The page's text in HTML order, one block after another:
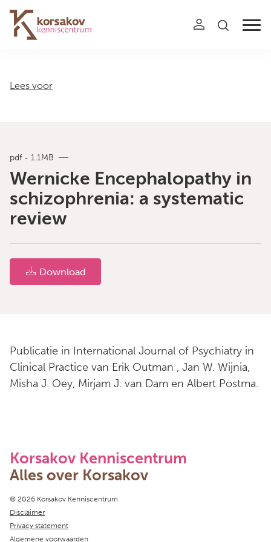
Navigation
Lees voor
pdf - 1.1MB
Wernicke Encephalopathy in
schizophrenia: a systematic
review
Download
Publicatie in International Journal of Psychiatry in
Clinical Practice van Erik Outman , Jan W. Wijnia,
Misha J. Oey, Mirjam J. van Dam en Albert Postma.
Korsakov Kenniscentrum
Alles over Korsakov
Copyright navigation
© 2026 Korsakov Kenniscentrum
Disclaimer
Privacy statement
Algemene voorwaarden